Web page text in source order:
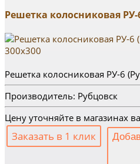
Решетка колосниковая РУ-
Решетка колосниковая РУ-6
Производитель: Рубцовск
Цену уточняйте в магазинах
Заказать в 1 клик